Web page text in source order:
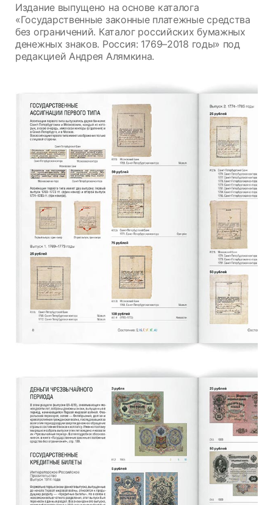
Издание выпущено на основе каталога
«Государственные законные платежные средства
без ограничений. Каталог российских бумажных
денежных знаков. Россия: 1769–2018 годы» под
редакцией Андрея Алямкина.